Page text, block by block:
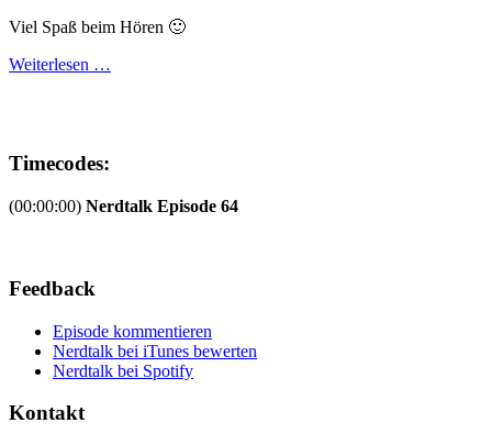
Viel Spaß beim Hören 🙂
Weiterlesen …
Timecodes:
(00:00:00) Nerdtalk Episode 64
Feedback
Episode kommentieren
Nerdtalk bei iTunes bewerten
Nerdtalk bei Spotify
Kontakt